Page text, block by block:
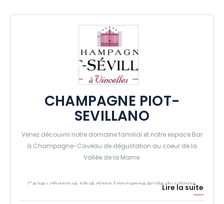
CHAMPAGNE PIOT-
SEVILLANO
Venez découvrir notre domaine familial et notre espace Bar
à Champagne-Caveau de dégustation au coeur de la
Vallée de la Marne.
Ce lieu atypique, situé dans l’ancienne école du village,
vous séduira grâce à l’accueil chaleureux que vous y
Lire la suite